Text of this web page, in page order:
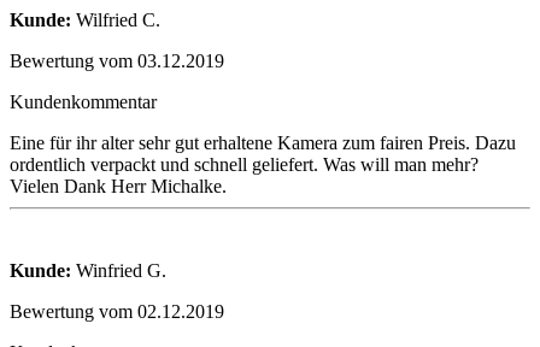
Kunde: Wilfried C.
Bewertung vom 03.12.2019
Kundenkommentar
Eine für ihr alter sehr gut erhaltene Kamera zum fairen Preis. Dazu
ordentlich verpackt und schnell geliefert. Was will man mehr?
Vielen Dank Herr Michalke.
Kunde: Winfried G.
Bewertung vom 02.12.2019